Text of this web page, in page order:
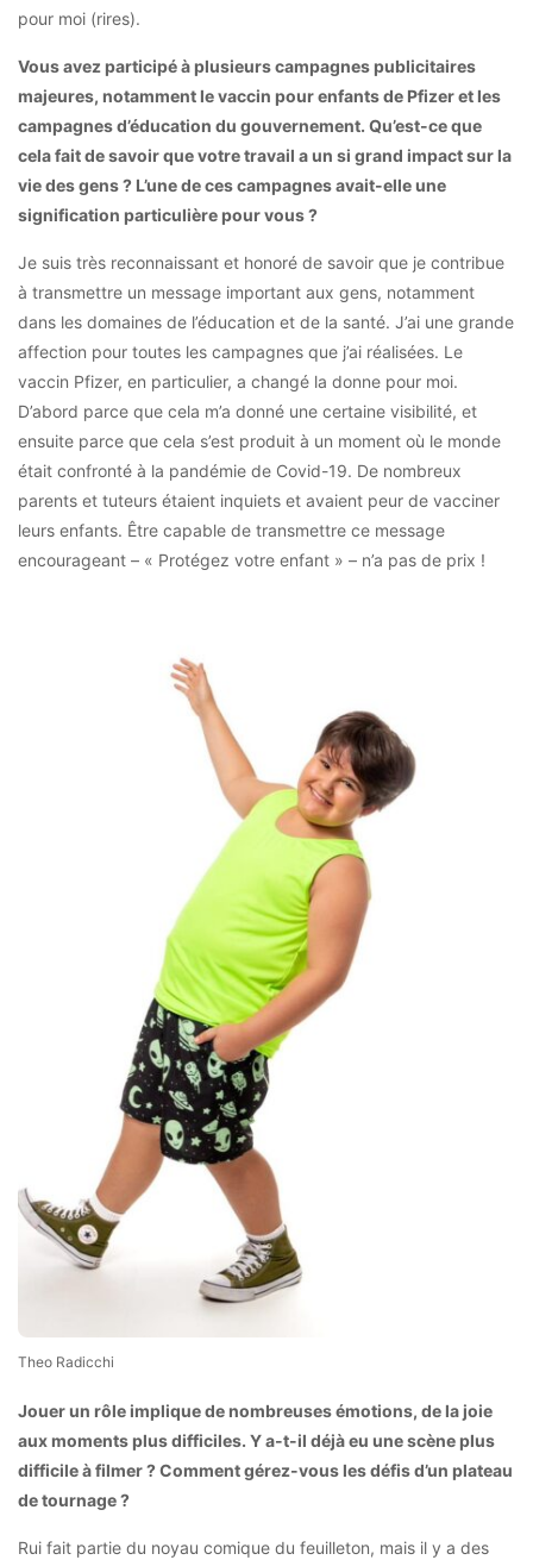
pour moi (rires).
Vous avez participé à plusieurs campagnes publicitaires
majeures, notamment le vaccin pour enfants de Pfizer et les
campagnes d’éducation du gouvernement. Qu’est-ce que
cela fait de savoir que votre travail a un si grand impact sur la
vie des gens ? L’une de ces campagnes avait-elle une
signification particulière pour vous ?
Je suis très reconnaissant et honoré de savoir que je contribue
à transmettre un message important aux gens, notamment
dans les domaines de l’éducation et de la santé. J’ai une grande
affection pour toutes les campagnes que j’ai réalisées. Le
vaccin Pfizer, en particulier, a changé la donne pour moi.
D’abord parce que cela m’a donné une certaine visibilité, et
ensuite parce que cela s’est produit à un moment où le monde
était confronté à la pandémie de Covid-19. De nombreux
parents et tuteurs étaient inquiets et avaient peur de vacciner
leurs enfants. Être capable de transmettre ce message
encourageant – « Protégez votre enfant » – n’a pas de prix !
Theo Radicchi
Jouer un rôle implique de nombreuses émotions, de la joie
aux moments plus difficiles. Y a-t-il déjà eu une scène plus
difficile à filmer ? Comment gérez-vous les défis d’un plateau
de tournage ?
Rui fait partie du noyau comique du feuilleton, mais il y a des